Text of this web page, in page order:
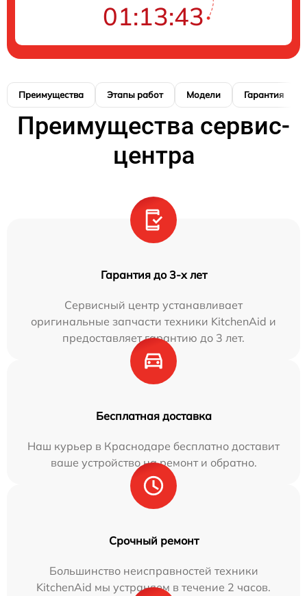
01:13:42
Преимущества Этапы работ Модели Гарантия
Преимущества сервис-
центра
Гарантия до 3-х лет
Сервисный центр устанавливает
оригинальные запчасти техники KitchenAid и
предоставляет гарантию до 3 лет.
Бесплатная доставка
Наш курьер в Краснодаре бесплатно доставит
ваше устройство на ремонт и обратно.
Срочный ремонт
Большинство неисправностей техники
KitchenAid мы устраняем в течение 2 часов.